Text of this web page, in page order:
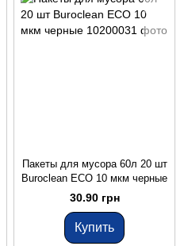
Пакеты для мусора 60л 20 шт
Buroclean ECO 10 мкм черные
30.90 грн
Купить